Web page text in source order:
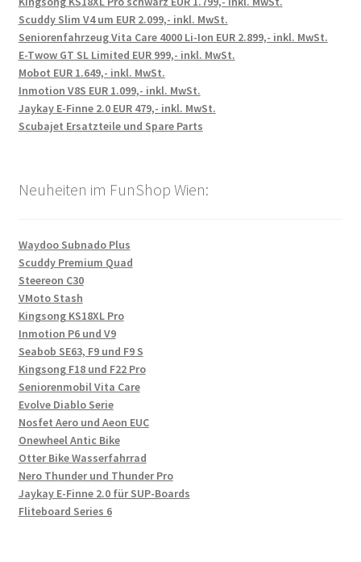
Scuddy Slim V4 um EUR 2.099,- inkl. MwSt.
Seniorenfahrzeug Vita Care 4000 Li-Ion EUR 2.899,- inkl. MwSt.
E-Twow GT SL Limited EUR 999,- inkl. MwSt.
Mobot EUR 1.649,- inkl. MwSt.
Inmotion V8S EUR 1.099,- inkl. MwSt.
Jaykay E-Finne 2.0 EUR 479,- inkl. MwSt.
Scubajet Ersatzteile und Spare Parts
Neuheiten im FunShop Wien:
Waydoo Subnado Plus
Scuddy Premium Quad
Steereon C30
VMoto Stash
Kingsong KS18XL Pro
Inmotion P6 und V9
Seabob SE63, F9 und F9 S
Kingsong F18 und F22 Pro
Seniorenmobil Vita Care
Evolve Diablo Serie
Nosfet Aero und Aeon EUC
Onewheel Antic Bike
Otter Bike Wasserfahrrad
Nero Thunder und Thunder Pro
Jaykay E-Finne 2.0 für SUP-Boards
Fliteboard Series 6